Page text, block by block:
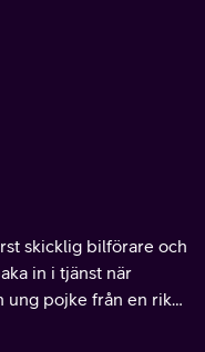
skicklig bilförare och
in i tjänst när
ung pojke från en rik